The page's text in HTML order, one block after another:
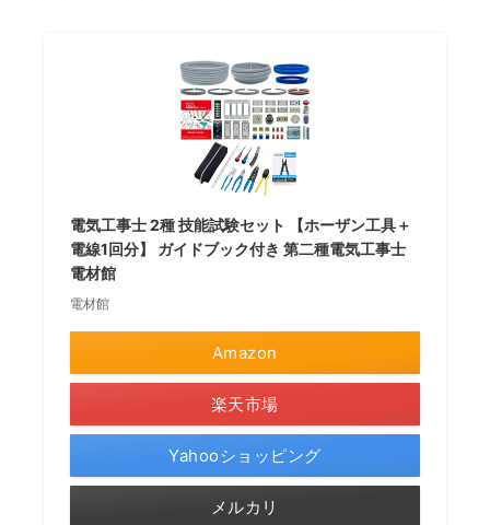
電気工事士 2種 技能試験セット 【ホーザン工具＋
電線1回分】 ガイドブック付き 第二種電気工事士
電材館
電材館
Amazon
楽天市場
Yahooショッピング
メルカリ